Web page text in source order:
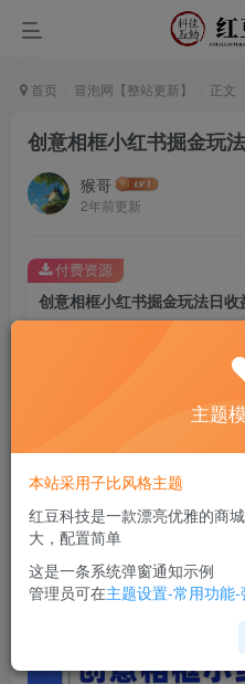
首页 冒泡网【整站更新】 正文
创意相框小红书掘金玩
猴哥
2年前更新
创意相框小红书掘金玩法日收
此内容为付费资源，请付费后查
免费
付费资源
创意相框小红书掘金玩法日收
主题
本站采用子比风格主题
红豆科技是一款漂亮优雅的商
大，配置简单
这是一条系统弹窗通知示例
管理员可在主题设置-常用功能-